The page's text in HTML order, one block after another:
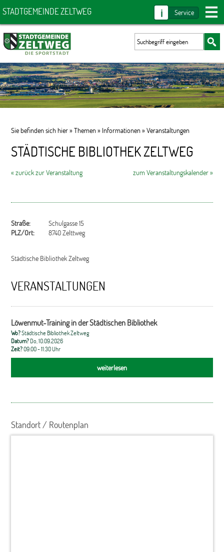
STADTGEMEINDE ZELTWEG i Service
Sie befinden sich hier »Themen» Informationen»Veranstaltungen
STÄDTISCHE BIBLIOTHEK ZELTWEG
« zurück zur Veranstaltung zum Veranstaltungskalender »
Straße:
Schulgasse 15
PLZ/Ort:
8740 Zelttweg
Städtische Bibliothek Zeltweg
VERANSTALTUNGEN
Löwenmut-Training in der Städtischen Bibliothek
Wo?Städtische Bibliothek Zeltweg
Datum?Do, 10.09.2026
Zeit?09:00 - 11:30 Uhr
weiterlesen
Standort / Routenplan